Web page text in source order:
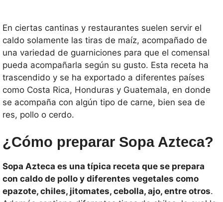
En ciertas cantinas y restaurantes suelen servir el
caldo solamente las tiras de maíz, acompañado de
una variedad de guarniciones para que el comensal
pueda acompañarla según su gusto. Esta receta ha
trascendido y se ha exportado a diferentes países
como Costa Rica, Honduras y Guatemala, en donde
se acompaña con algún tipo de carne, bien sea de
res, pollo o cerdo.
¿Cómo preparar Sopa Azteca?
Sopa Azteca es una típica receta que se prepara
con caldo de pollo y diferentes vegetales como
epazote, chiles, jitomates, cebolla, ajo, entre otros.